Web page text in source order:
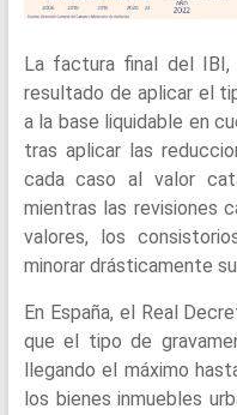
La factura final del
resultado de aplicar el
a la base liquidable en
tras aplicar las
cada caso al valor
mientras las revisiones
valores, los
minorar drásticamente
En España, el Real
que el tipo de
llegando el máximo
los bienes inmuebles